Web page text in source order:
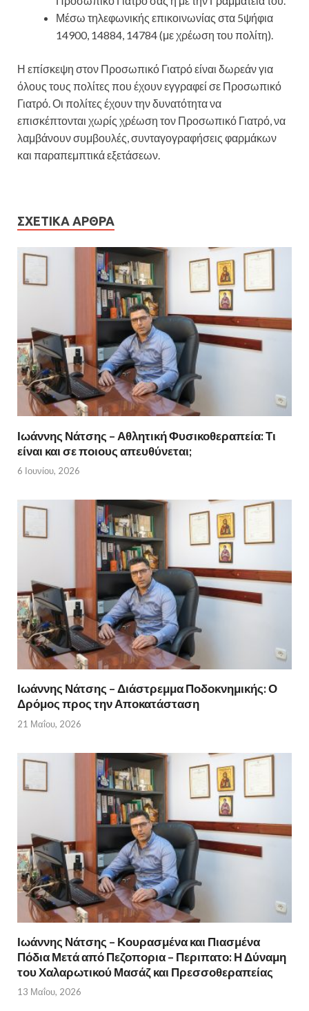
Μέσω τηλεφωνικής επικοινωνίας στα 5ψήφια
14900, 14884, 14784 (με χρέωση του πολίτη).
Η επίσκεψη στον Προσωπικό Γιατρό είναι δωρεάν για
όλους τους πολίτες που έχουν εγγραφεί σε Προσωπικό
Γιατρό. Οι πολίτες έχουν την δυνατότητα να
επισκέπτονται χωρίς χρέωση τον Προσωπικό Γιατρό, να
λαμβάνουν συμβουλές, συνταγογραφήσεις φαρμάκων
και παραπεμπτικά εξετάσεων.
ΣΧΕΤΙΚΆ ΆΡΘΡΑ
Ιωάννης Νάτσης – Αθλητική Φυσικοθεραπεία: Τι
είναι και σε ποιους απευθύνεται;
6 Ιουνίου, 2026
Ιωάννης Νάτσης – Διάστρεμμα Ποδοκνημικής: Ο
Δρόμος προς την Αποκατάσταση
21 Μαΐου, 2026
Ιωάννης Νάτσης – Κουρασμένα και Πιασμένα
Πόδια Μετά από Πεζοπορια – Περιπατο: Η Δύναμη
του Χαλαρωτικού Μασάζ και Πρεσσοθεραπείας
13 Μαΐου, 2026